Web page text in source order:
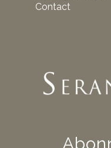
Contact